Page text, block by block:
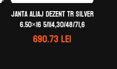
Janta aliaj DEZENT TR silver
6.50×16 5/114,30/48/71,6
690.73lei